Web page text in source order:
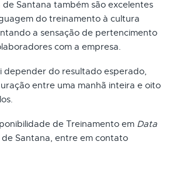
de Santana também são excelentes
do treinamento à cultura
a sensação de pertencimento
com a empresa.
depender do resultado esperado,
entre uma manhã inteira e oito
de Treinamento em Data
Santana, entre em contato